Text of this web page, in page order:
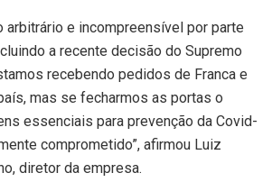
arbitrário e incompreensível por parte
a recente decisão do Supremo
recebendo pedidos de Franca e
mas se fecharmos as portas o
essenciais para prevenção da Covid-
comprometido”, afirmou Luiz
diretor da empresa.